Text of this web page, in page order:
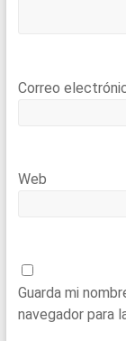
Correo
Web
Guarda mi
navegador para